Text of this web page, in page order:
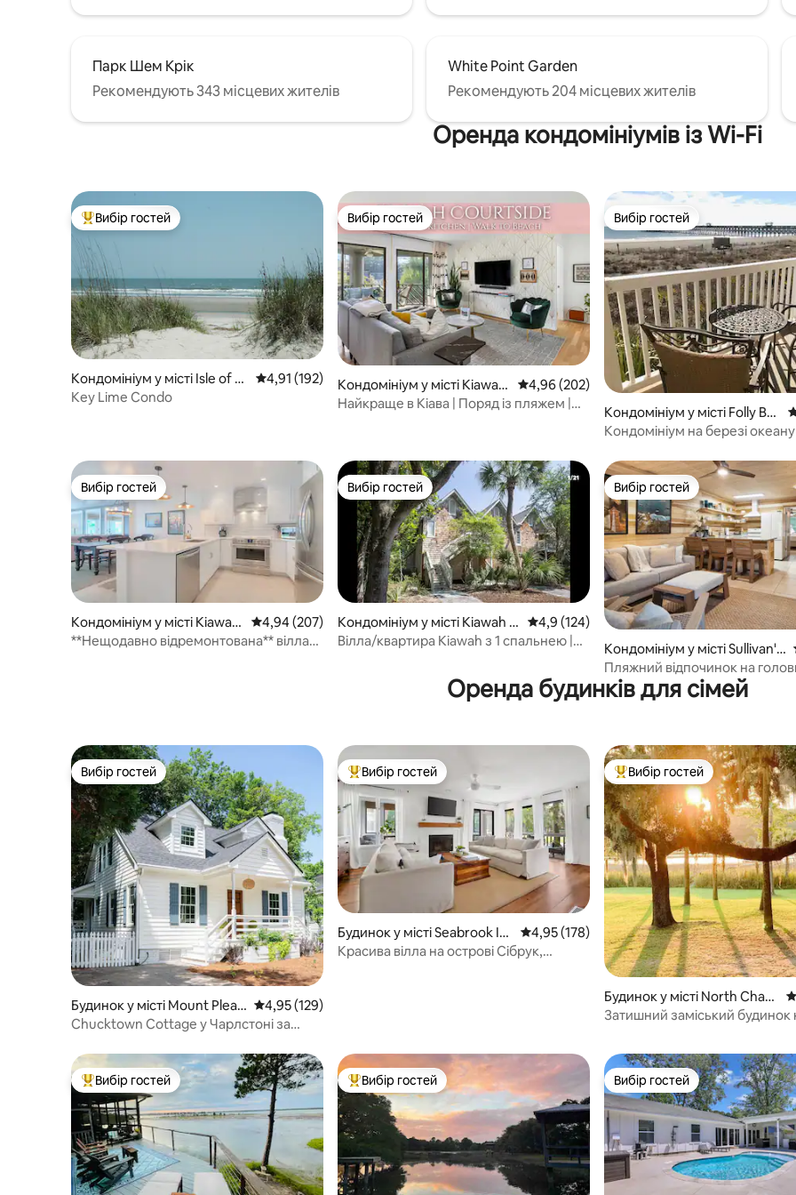
Парк Шем Крік
Рекомендують 343 місцевих жителів
White Point Garden
Рекомендують 204 місцевих жителів
Оренда кондомініумів із Wi-Fi
Топ вибір гостей
Вибір гостей
Кондомініум у місті Isle of P
alms
Середня оцінка: 4,91 з 5, відгуки: 192
4,91 (192)
Key Lime Condo
Вибір гостей
Вибір гостей
Кондомініум у місті Kiawah
Island
Середня оцінка: 4,96 з 5, відгуки: 202
4,96 (202)
Найкраще в Кіава | Поряд із пляжем |
Вибір гостей
Вибір гостей
Кондомініум у місті Folly Be
ach
Кондомініум на березі
Вибір гостей
Вибір гостей
Кондомініум у місті Kiawah
Island
Середня оцінка: 4,94 з 5, відгуки: 207
4,94 (207)
**Нещодавно відремонтована** вілла
Вибір гостей
Вибір гостей
Кондомініум у місті Kiawah Is
land
Середня оцінка: 4,9 з 5, відгуки: 124
4,9 (124)
Вілла/квартира Kiawah з 1 спальнею |
Вибір гостей
Вибір гостей
Кондомініум у місті Sullivan's
Island
Пляжний відпочинок на
острова
Оренда будинків для сімей
Вибір гостей
Вибір гостей
Будинок у місті Mount Pleas
ant
Середня оцінка: 4,95 з 5, відгуки: 129
4,95 (129)
Chucktown Cottage у Чарлстоні за
Топ вибір гостей
Вибір гостей
Будинок у місті Seabrook Isl
and
Середня оцінка: 4,95 з 5, відгуки: 178
4,95 (178)
Красива вілла на острові Сібрук,
Топ вибір гостей
Вибір гостей
Будинок у місті North Charl
eston
Затишний заміський будинок
Топ вибір гостей
Вибір гостей Топ вибір гостей
Вибір гостей Вибір гостей
Вибір гостей